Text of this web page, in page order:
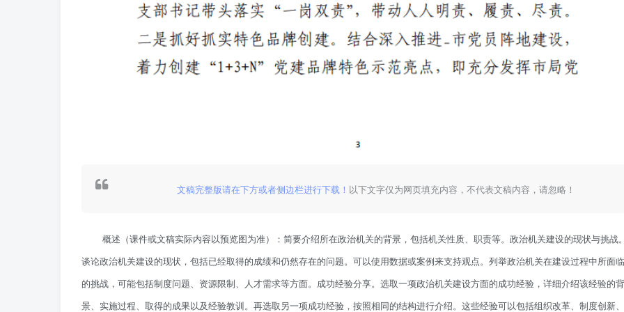
文稿完整版请在下方或者侧边栏进行下载！ 以下文字仅为网页填充内容，不代表文稿内容，请忽略！
概述（课件或文稿实际内容以预览图为准）：简要介绍所在政治机关的背景，包括机关性质、职责等。政治机关建设的现状与挑战。
谈论政治机关建设的现状，包括已经取得的成绩和仍然存在的问题。可以使用数据或案例来支持观点。列举政治机关在建设过程中所面临
的挑战，可能包括制度问题、资源限制、人才需求等方面。成功经验分享。选取一项政治机关建设方面的成功经验，详细介绍该经验的背
景、实施过程、取得的成果以及经验教训。再选取另一项成功经验，按照相同的结构进行介绍。这些经验可以包括组织改革、制度创新、